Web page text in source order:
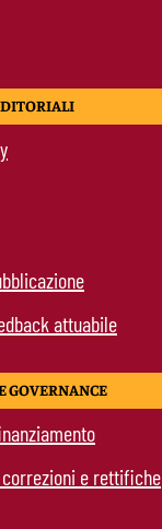
attuabile
GOVERNANCE
e rettifiche